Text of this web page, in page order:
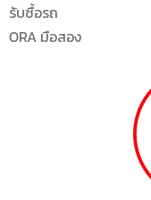
รับซื้อรถ
ORA มือสอง